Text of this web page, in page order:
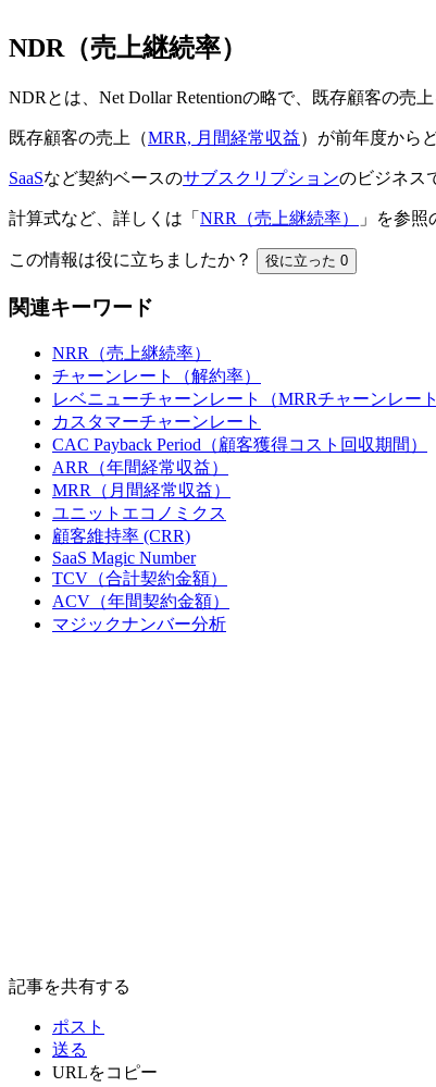
NDR（売上継続率）
NDRとは、Net Dollar Retentionの略で、既存顧客の売
既存顧客の売上（MRR, 月間経常収益）が前年度から
SaaSなど契約ベースのサブスクリプションのビジネス
計算式など、詳しくは「 NRR（売上継続率） 」を参照
この情報は役に立ちましたか？ 役に立った 0
関連キーワード
NRR（売上継続率）
チャーンレート（解約率）
レベニューチャーンレート（MRRチャーンレート
カスタマーチャーンレート
CAC Payback Period（顧客獲得コスト回収期間）
ARR（年間経常収益）
MRR（月間経常収益）
ユニットエコノミクス
顧客維持率 (CRR)
SaaS Magic Number
TCV（合計契約金額）
ACV（年間契約金額）
マジックナンバー分析
記事を共有する
ポスト
送る
URLをコピー